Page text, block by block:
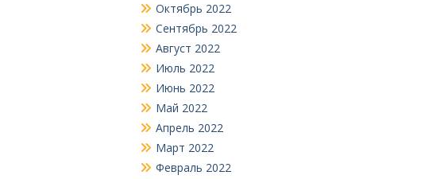
Октябрь 2022
Сентябрь 2022
Август 2022
Июль 2022
Июнь 2022
Май 2022
Апрель 2022
Март 2022
Февраль 2022